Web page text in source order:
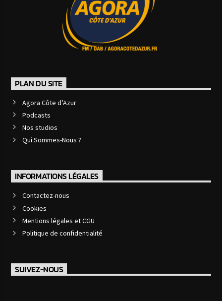
PLAN DU SITE
Agora Côte d’Azur
Podcasts
Nos studios
Qui Sommes-Nous ?
INFORMATIONS LÉGALES
Contactez-nous
Cookies
Mentions légales et CGU
Politique de confidentialité
SUIVEZ-NOUS